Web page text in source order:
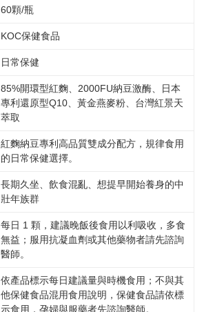
60顆/瓶
KOC保健食品
日常保健
85%開環型紅麴、2000FU納豆激酶、日本
專利還原型Q10、黃金燕麥粉、台灣紅景天
萃取
紅麴納豆專利高品質雙成分配方，規律食用
的日常保健選擇。
長期久坐、飲食混亂、想提早開始養身的中
壯年族群
每日 1 顆，建議晚飯後食用以利吸收，多食
無益；服用抗凝血劑或其他藥物者請先諮詢
醫師。
依產品標示每日建議量與時機食用；不與其
他保健食品混用食用說明，保健食品請依標
示食用，孕婦與服藥者先諮詢醫師。